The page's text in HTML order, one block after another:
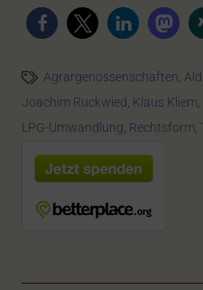
Agrargenossenschaften, Aldi
Joachim Ruckwied, Klaus Kliem,
LPG-Umwandlung, Rechtsform,